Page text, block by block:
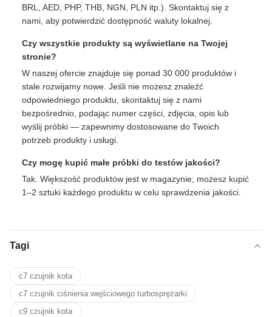
BRL, AED, PHP, THB, NGN, PLN itp.). Skontaktuj się z
nami, aby potwierdzić dostępność waluty lokalnej.
Czy wszystkie produkty są wyświetlane na Twojej
stronie?
W naszej ofercie znajduje się ponad 30 000 produktów i
stale rozwijamy nowe. Jeśli nie możesz znaleźć
odpowiedniego produktu, skontaktuj się z nami
bezpośrednio, podając numer części, zdjęcia, opis lub
wyślij próbki — zapewnimy dostosowane do Twoich
potrzeb produkty i usługi.
Czy mogę kupić małe próbki do testów jakości?
Tak. Większość produktów jest w magazynie; możesz kupić
1–2 sztuki każdego produktu w celu sprawdzenia jakości.
Tagi
c7 czujnik kota
c7 czujnik ciśnienia wejściowego turbosprężarki
c9 czujnik kota